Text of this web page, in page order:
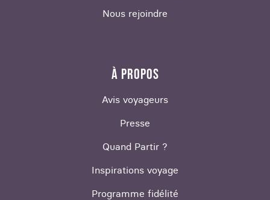
Nous rejoindre
À PROPOS
Avis voyageurs
Presse
Quand Partir ?
Inspirations voyage
Programme fidélité